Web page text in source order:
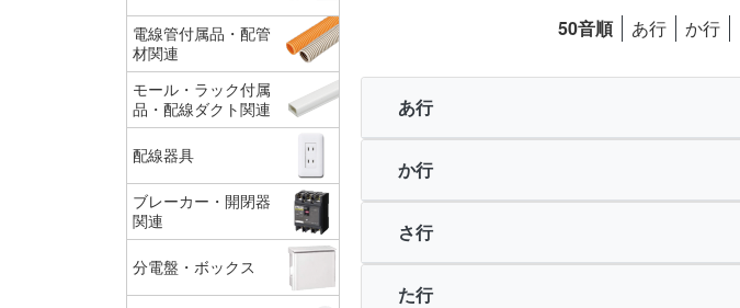
50音順 あ行 か行
あ行
か行
さ行
た行
電線管付属品・配管
材関連
モール・ラック付属
品・配線ダクト関連
配線器具
ブレーカー・開閉器
関連
分電盤・ボックス